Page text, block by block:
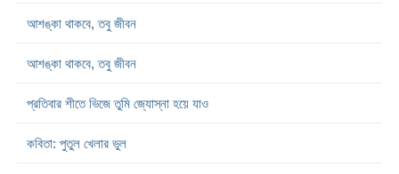
আশঙ্কা থাকবে, তবু জীবন
আশঙ্কা থাকবে, তবু জীবন
প্রতিবার শীতে ভিজে তুমি জ্যোস্না হয়ে যাও
কবিতা: পুতুল খেলার ভুল